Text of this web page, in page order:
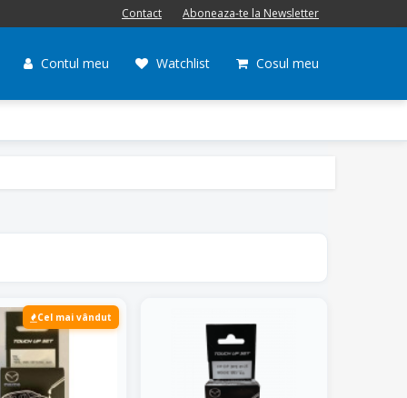
Contact Aboneaza-te la Newsletter
Contul meu Watchlist Cosul meu
Cel mai vândut